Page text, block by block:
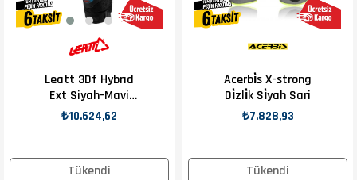
Tükendi
Leatt 3Df Hybrıd
Ext Siyah-Mavi
Dizlik
₺10.624,62
Tükendi
Acerbi̇s X-strong
Di̇zli̇k Si̇yah Sari
₺7.828,93